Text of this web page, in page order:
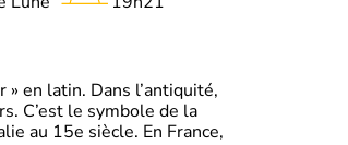
en latin. Dans l’antiquité,
C’est le symbole de la
au 15e siècle. En France,